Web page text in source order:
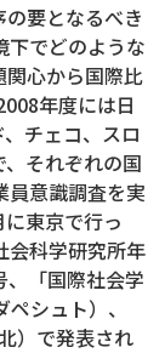
要となるべき
下でどのような
関心から国際比
年度には日
チェコ、スロ
それぞれの国
員意識調査を実
東京で行っ
会科学研究所年
「国際社会学
シュト）、
）で発表され